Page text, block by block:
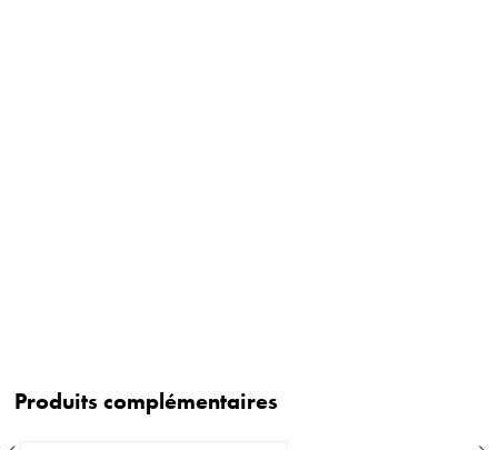
Produits complémentaires